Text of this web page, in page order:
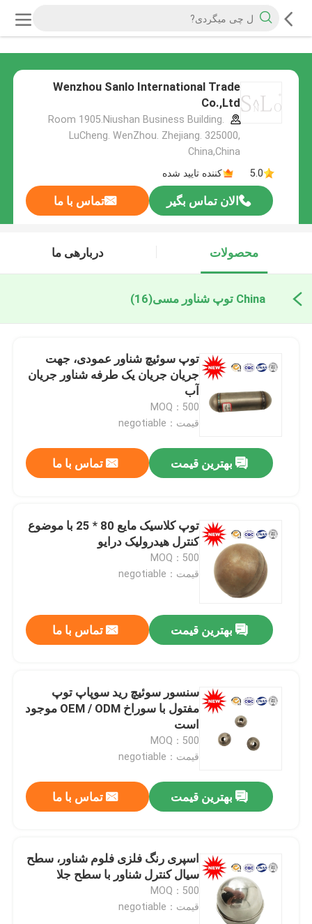
Wenzhou Sanlo International Trade
Co.,Ltd
Room 1905.Niushan Business Building.
LuCheng. WenZhou. Zhejiang. 325000,
China,China
5.0
کننده تایید شده
الان تماس بگیر تماس با ما
محصولات دربارهی ما
China توپ شناور مسی (16)
توپ سوئیچ شناور عمودی، جهت
جریان جریان یک طرفه شناور جریان
آب
MOQ：500
قیمت：negotiable
بهترین قیمت تماس با ما
توپ کلاسیک مایع 80 * 25 با موضوع
کنترل هیدرولیک درایو
MOQ：500
قیمت：negotiable
بهترین قیمت تماس با ما
سنسور سوئیچ رید سوپاپ توپ
مفتول با سوراخ OEM / ODM موجود
است
MOQ：500
قیمت：negotiable
بهترین قیمت تماس با ما
اسپری رنگ فلزی فلوم شناور، سطح
سیال کنترل شناور با سطح جلا
MOQ：500
قیمت：negotiable